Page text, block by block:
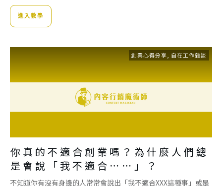
進入教學
創業心得分享 自在工作雜談
你真的不適合創業嗎？為什麼人們總
是會說「我不適合⋯⋯」？
不知道你有沒有身邊的人常常會說出「我不適合XXX這種事」或是